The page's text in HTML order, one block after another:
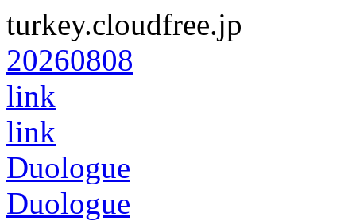
turkey.cloudfree.jp
20260808
link
link
Duologue
Duologue